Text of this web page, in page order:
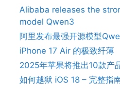
Alibaba releases the
model Qwen3
阿里发布最强开源模型
iPhone 17 Air 的极致纤薄
2025年苹果将推出10款产
如何越狱 iOS 18 – 完整指